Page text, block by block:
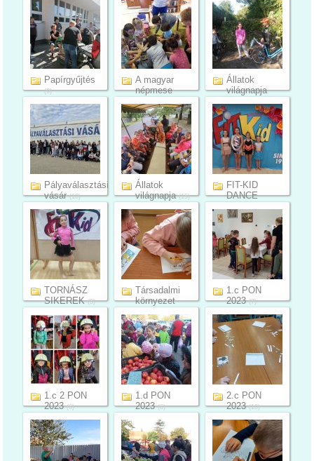
Papírgyűjtés
(9)
A magyar
népmese
Bélmegy...
(11)
Állatok
világnapja
(18)
Pályaválasztási
vásár (10)
Állatok
világnapja (15)
FIT-KID
DANCE
TORNÁSZ
SIKEREK (5)
Társadalmi
környezet
1.c PON
2023 (7)
1.c 2 PON
2023 (6)
1.d PON
2023 (6)
2.c PON
2023 (10)